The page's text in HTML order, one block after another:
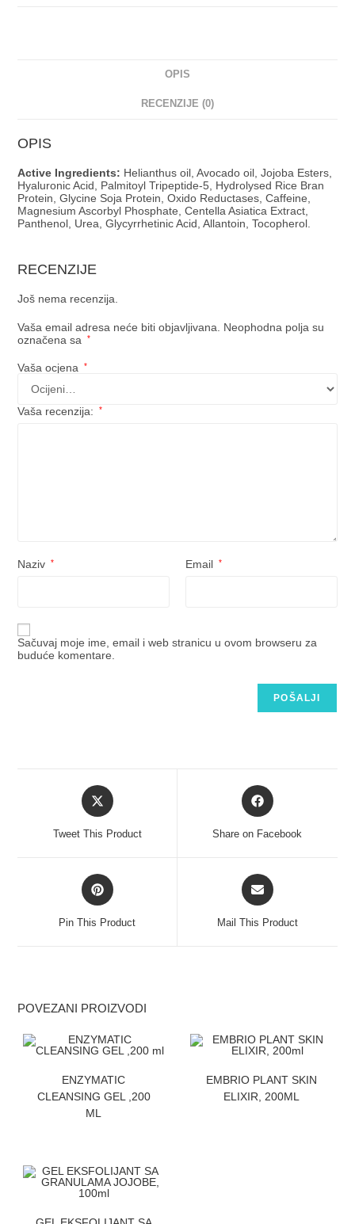
OPIS
RECENZIJE (0)
OPIS
Active Ingredients: Helianthus oil, Avocado oil, Jojoba Esters,
Hyaluronic Acid, Palmitoyl Tripeptide-5, Hydrolysed Rice Bran
Protein, Glycine Soja Protein, Oxido Reductases, Caffeine,
Magnesium Ascorbyl Phosphate, Centella Asiatica Extract,
Panthenol, Urea, Glycyrrhetinic Acid, Allantoin, Tocopherol.
RECENZIJE
Još nema recenzija.
Vaša email adresa neće biti objavljivana.
Neophodna polja su
označena sa
*
Vaša ocjena *
Vaša recenzija: *
Naziv * Email *
Sačuvaj moje ime, email i web stranicu u ovom browseru za
buduće komentare.
Tweet This Product Share on Facebook
Pin This Product Mail This Product
POVEZANI PROIZVODI
ENZYMATIC
CLEANSING GEL ,200
ML
EMBRIO PLANT SKIN
ELIXIR, 200ML